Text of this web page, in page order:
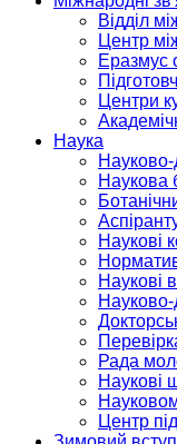
Відділ
Центр
Еразмус
Центри
Наука
Науково-
Наукова
Наукові
Наукові
Науково-
Рада
Наукові
Центр